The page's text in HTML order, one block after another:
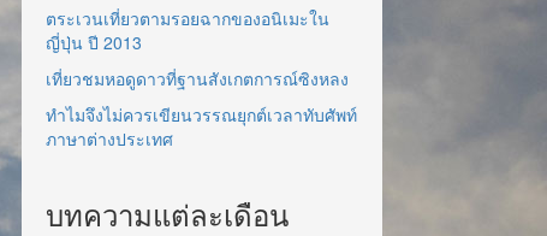
ตระเวนเที่ยวตามรอยฉากของอนิเมะใน
ญี่ปุ่น ปี 2013
เที่ยวชมหอดูดาวที่ฐานสังเกตการณ์ซิงหลง
ทำไมจึงไม่ควรเขียนวรรณยุกต์เวลาทับศัพท์
ภาษาต่างประเทศ
บทความแต่ละเดือน